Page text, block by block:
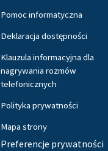
Pomoc informatyczna
Deklaracja dostępności
Klauzula informacyjna dla
nagrywania rozmów
telefonicznych
Polityka prywatności
Mapa strony
Preferencje prywatności